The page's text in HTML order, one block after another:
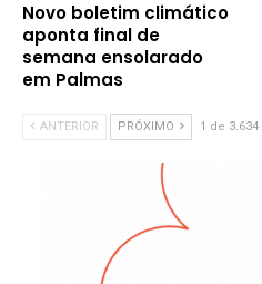
Novo boletim climático
aponta final de
semana ensolarado
em Palmas
ANTERIOR PRÓXIMO 1 de 3.634